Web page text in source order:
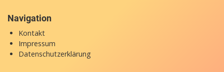
Navigation
Kontakt
Impressum
Datenschutzerklärung